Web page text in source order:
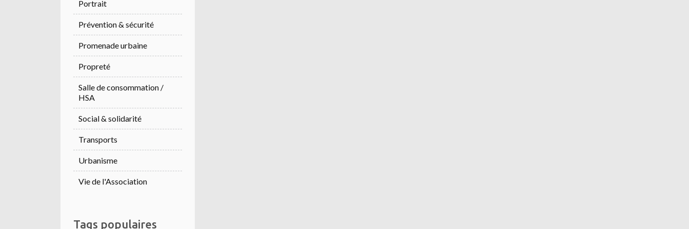
Portrait
Prévention & sécurité
Promenade urbaine
Propreté
Salle de consommation /
HSA
Social & solidarité
Transports
Urbanisme
Vie de l'Association
Tags populaires